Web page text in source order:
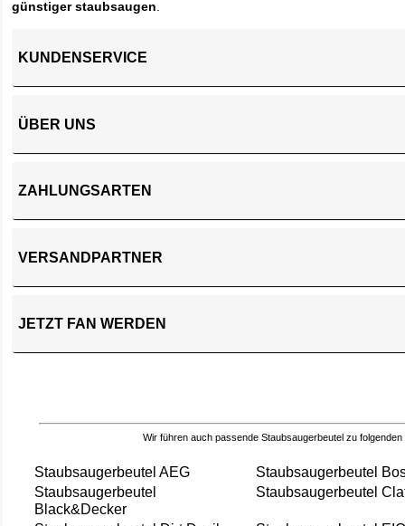
günstiger staubsaugen
KUNDENSERVICE
ÜBER UNS
ZAHLUNGSARTEN
VERSANDPARTNER
JETZT FAN WERDEN
Wir führen auch passende Staubsaugerbeutel zu folgenden
Staubsaugerbeutel AEG
Staubsaugerbeutel
Staubsaugerbeutel
Black&Decker
Staubsaugerbeutel